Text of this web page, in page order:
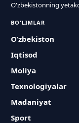
O'zbekistonning
BO'LIMLAR
O‘zbekiston
Iqtisod
Moliya
Texnologiyalar
Madaniyat
Sport